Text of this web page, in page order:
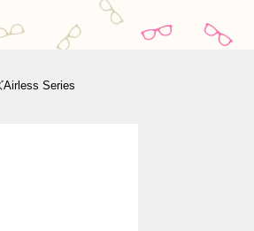
Airless Series